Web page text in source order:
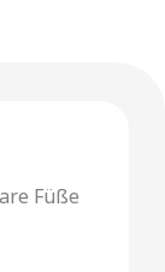
Füße